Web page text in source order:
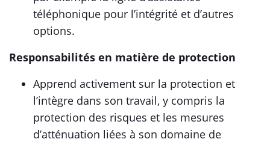
téléphonique pour l’intégrité et d’autres
options.
Responsabilités en matière de protection
Apprend activement sur la protection et
l’intègre dans son travail, y compris la
protection des risques et les mesures
d’atténuation liées à son domaine de